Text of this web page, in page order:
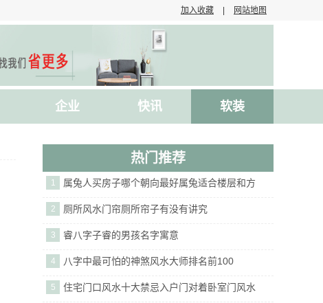
加入收藏 网站地图
企业 快讯 软装
热门推荐
1 属兔人买房子哪个朝向最好属兔适合楼层和方
2 厕所风水门帘厕所帘子有没有讲究
3 睿八字子睿的男孩名字寓意
4 八字中最可怕的神煞风水大师排名前100
5 住宅门口风水十大禁忌入户门对着卧室门风水